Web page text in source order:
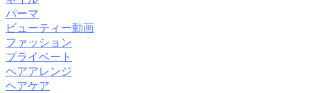
パーマ
ビューティー動画
ファッション
プライベート
ヘアアレンジ
ヘアケア